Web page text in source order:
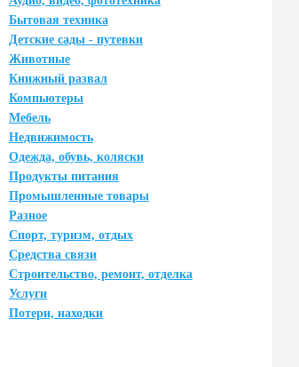
Бытовая техника
Детские сады - путевки
Животные
Книжный развал
Компьютеры
Мебель
Недвижимость
Одежда, обувь, коляски
Продукты питания
Промышленные товары
Разное
Спорт, туризм, отдых
Средства связи
Строительство, ремонт, отделка
Услуги
Потери, находки